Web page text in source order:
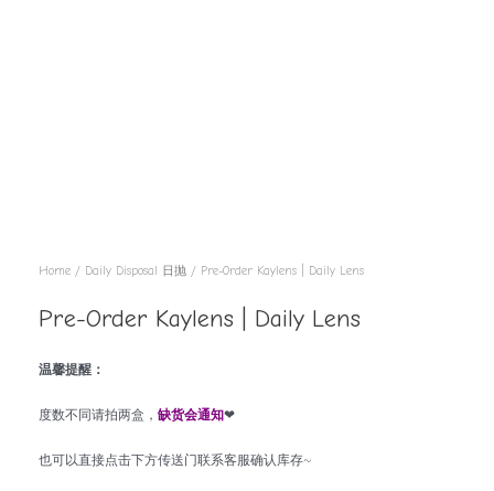
Home / Daily Disposal 日抛 / Pre-Order Kaylens | Daily Lens
Pre-Order Kaylens | Daily Lens
温馨提醒：
度数不同请拍两盒， 缺货会通知❤
也可以直接点击下方传送门联系客服确认库存~